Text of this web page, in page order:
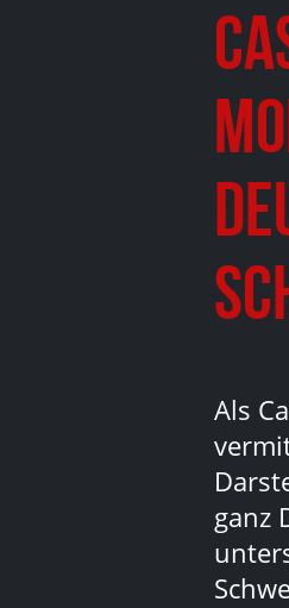
Als
ganz